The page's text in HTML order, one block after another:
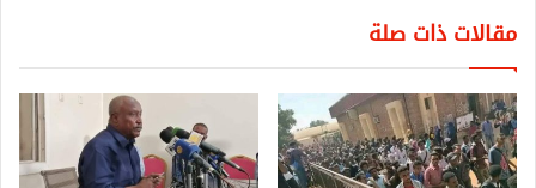
مقالات ذات صلة